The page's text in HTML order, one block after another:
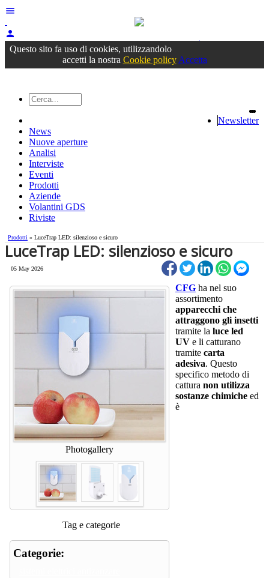
menu
person
Accedioppure registrati
Questo sito fa uso di cookies, utilizzandolo
accetti la nostra Cookie policy Accetta
Newsletter
News
Nuove aperture
Analisi
Interviste
Eventi
Prodotti
Aziende
Volantini GDS
Riviste
Prodotti » LuceTrap LED: silenzioso e sicuro
LuceTrap LED: silenzioso e sicuro
05 May 2026
Photogallery
Tag e categorie
Categorie:
CFG ha nel suo
assortimento
apparecchi che
attraggono gli insetti
tramite la luce led
UV e li catturano
tramite carta
adesiva. Questo
specifico metodo di
cattura non utilizza
sostanze chimiche ed
è